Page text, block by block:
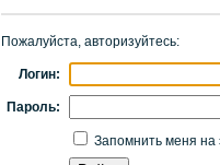
Пожалуйста, авторизуйтесь:
Логин:
Пароль:
Запомнить меня на